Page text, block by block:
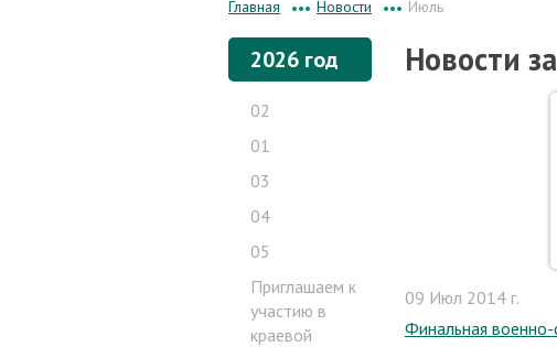
Главная ••• Новости ••• Июль
2026 год
02
01
03
04
05
Приглашаем к
участию в
краевой
Новости
09 Июл 2014 г.
Финальная